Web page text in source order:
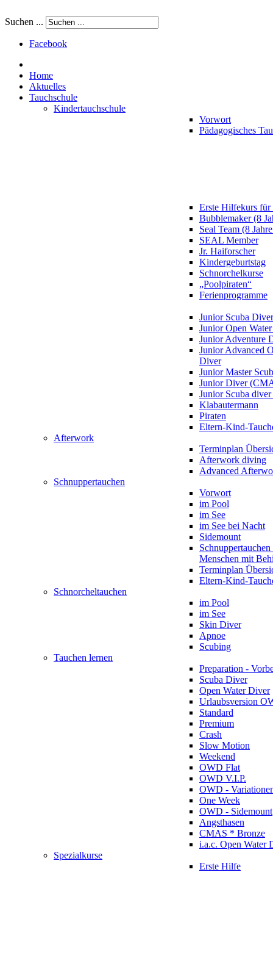
Suchen ...
Facebook
Home
Aktuelles
Tauchschule
Kindertauchschule
Vorwort
Pädagogisches
Erste Hilfekurs
Bubblemaker (8
Seal Team (8
SEAL Member
Jr. Haiforscher
Kindergeburtstag
Schnorchelkurse
„Poolpiraten“
Ferienprogramme
Junior Scuba Diver
Junior Open
Junior Adventure
Junior Advanced
Diver
Junior Master
Junior Diver
Junior Scuba
Klabautermann
Piraten
Eltern-Kind-
Afterwork
Terminplan
Afterwork diving
Advanced
Schnuppertauchen
Vorwort
im Pool
im See
im See bei Nacht
Sidemount
Menschen mit
Terminplan
Eltern-Kind-
Schnorcheltauchen
im Pool
im See
Skin Diver
Apnoe
Scubing
Tauchen lernen
Preparation -
Scuba Diver
Open Water Diver
Urlaubsversion
Standard
Premium
Crash
Slow Motion
Weekend
OWD Flat
OWD V.I.P.
OWD -
One Week
OWD - Sidemount
Angsthasen
CMAS * Bronze
i.a.c. Open Water
Spezialkurse
Erste Hilfe